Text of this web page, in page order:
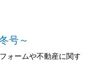
号～
ォームや不動産に関す